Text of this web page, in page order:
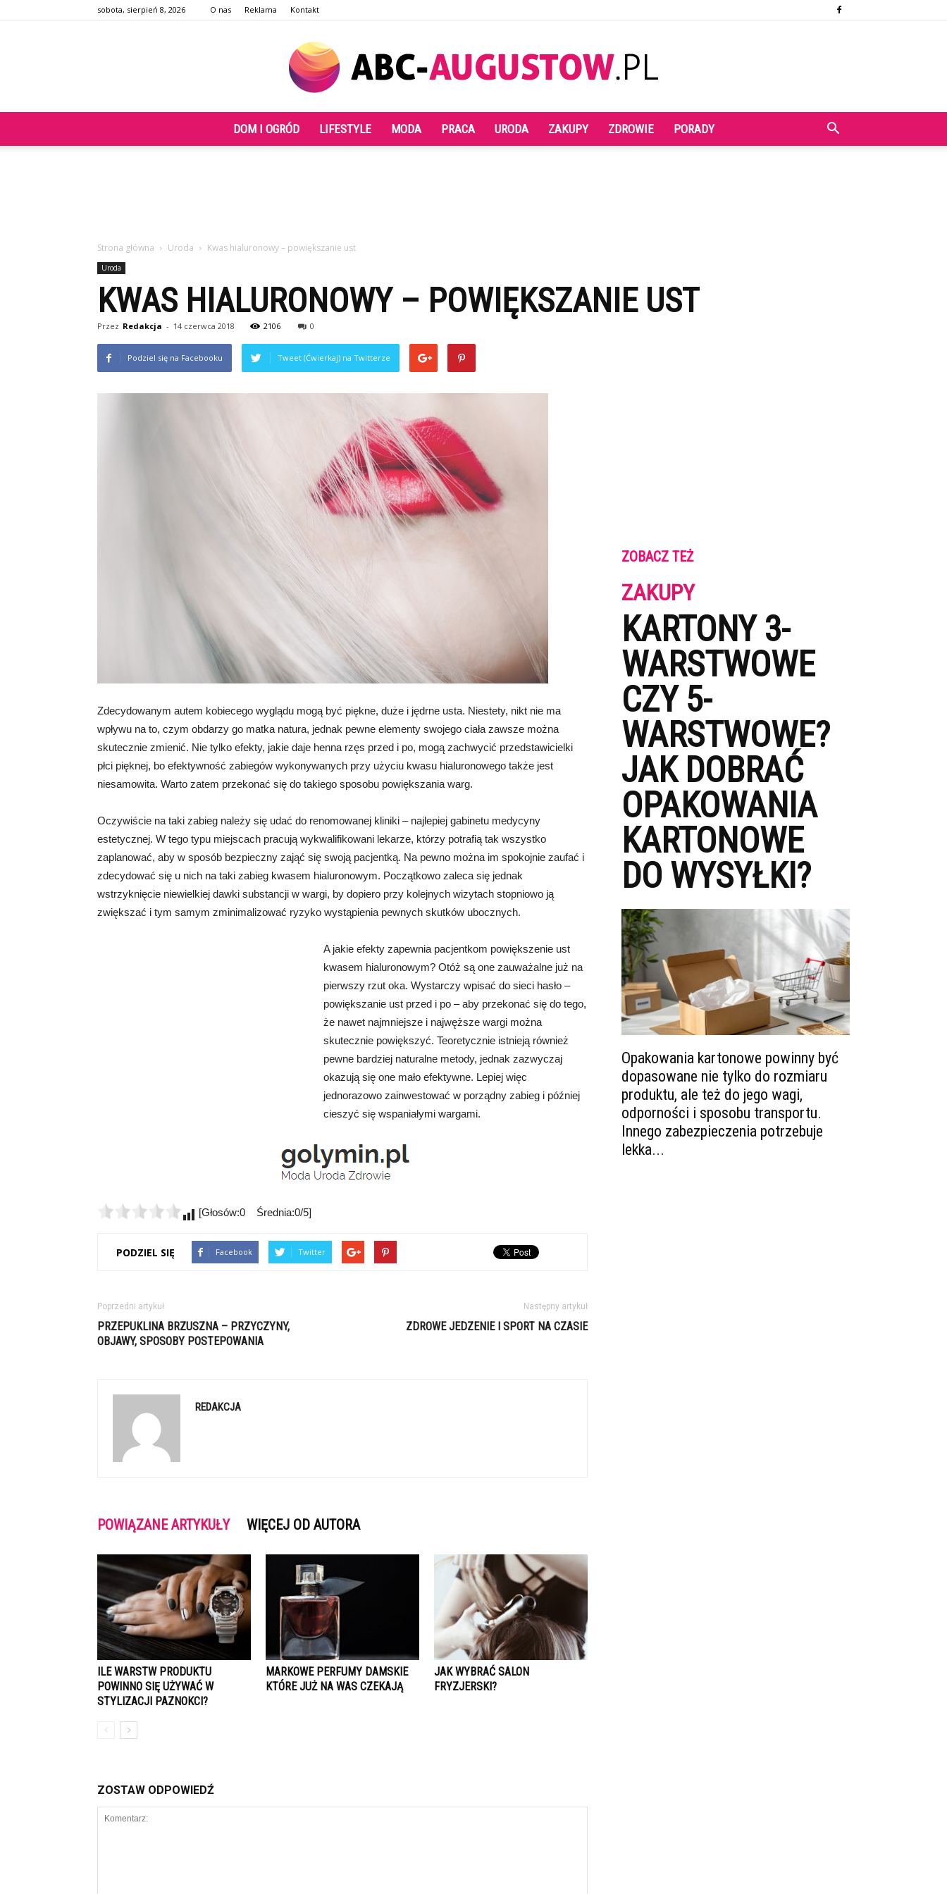
sobota, sierpień 8, 2026 O nas Reklama Kontakt
DOM I OGRÓD LIFESTYLE MODA PRACA URODA ZAKUPY ZDROWIE PORADY
Strona główna Uroda Kwas hialuronowy – powiększanie ust
Uroda
KWAS HIALURONOWY – POWIĘKSZANIE UST
Przez Redakcja - 14 czerwca 2018 2106 0
Podziel się na Facebooku Tweet (Ćwierkaj) na Twitterze
Zdecydowanym autem kobiecego wyglądu mogą być piękne, duże i jędrne usta. Niestety, nikt nie ma
wpływu na to, czym obdarzy go matka natura, jednak pewne elementy swojego ciała zawsze można
skutecznie zmienić. Nie tylko efekty, jakie daje henna rzęs przed i po, mogą zachwycić przedstawicielki
płci pięknej, bo efektywność zabiegów wykonywanych przy użyciu kwasu hialuronowego także jest
niesamowita. Warto zatem przekonać się do takiego sposobu powiększania warg.
Oczywiście na taki zabieg należy się udać do renomowanej kliniki – najlepiej gabinetu medycyny
estetycznej. W tego typu miejscach pracują wykwalifikowani lekarze, którzy potrafią tak wszystko
zaplanować, aby w sposób bezpieczny zająć się swoją pacjentką. Na pewno można im spokojnie zaufać i
zdecydować się u nich na taki zabieg kwasem hialuronowym. Początkowo zaleca się jednak
wstrzyknięcie niewielkiej dawki substancji w wargi, by dopiero przy kolejnych wizytach stopniowo ją
zwiększać i tym samym zminimalizować ryzyko wystąpienia pewnych skutków ubocznych.
A jakie efekty zapewnia pacjentkom powiększenie ust
kwasem hialuronowym? Otóż są one zauważalne już na
pierwszy rzut oka. Wystarczy wpisać do sieci hasło –
powiększanie ust przed i po – aby przekonać się do tego,
że nawet najmniejsze i najwęższe wargi można
skutecznie powiększyć. Teoretycznie istnieją również
pewne bardziej naturalne metody, jednak zazwyczaj
okazują się one mało efektywne. Lepiej więc
jednorazowo zainwestować w porządny zabieg i później
cieszyć się wspaniałymi wargami.
[Głosów:0 Średnia:0/5]
PODZIEL SIĘ Facebook Twitter
Poprzedni artykuł
PRZEPUKLINA BRZUSZNA – PRZYCZYNY,
OBJAWY, SPOSOBY POSTEPOWANIA
Następny artykuł
ZDROWE JEDZENIE I SPORT NA CZASIE
REDAKCJA
POWIĄZANE ARTYKUŁY WIĘCEJ OD AUTORA
ILE WARSTW PRODUKTU
POWINNO SIĘ UŻYWAĆ W
STYLIZACJI PAZNOKCI?
MARKOWE PERFUMY DAMSKIE
KTÓRE JUŻ NA WAS CZEKAJĄ
JAK WYBRAĆ SALON
FRYZJERSKI?
ZOSTAW ODPOWIEDŹ
ZOBACZ TEŻ
ZAKUPY
KARTONY 3-
WARSTWOWE
CZY 5-
WARSTWOWE?
JAK DOBRAĆ
OPAKOWANIA
KARTONOWE
DO WYSYŁKI?
Opakowania kartonowe powinny być
dopasowane nie tylko do rozmiaru
produktu, ale też do jego wagi,
odporności i sposobu transportu.
Innego zabezpieczenia potrzebuje
lekka...